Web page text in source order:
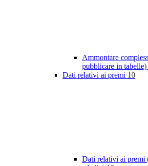
Ammontare
pubblicare in tabelle)
Dati relativi ai premi 10
Dati relativi ai premi